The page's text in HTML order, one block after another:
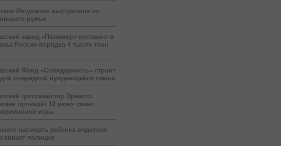
Ингушетии выстрелили из
ружья
завод «Полимер» поставил в
России порядка 4 тысяч тонн
Фонд «Солидарность» строит
очередной нуждающейся семьи
гроссмейстер Эрнесто
проведёт 12 июня сеанс
игры
насмерть ребенка водителя
полиция